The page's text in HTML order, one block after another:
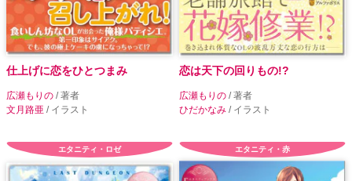
仕上げに恋をひとつまみ
広瀬もりの / 著者
文月路亜 / イラスト
恋は天下の回りもの!?
広瀬もりの / 著者
ひだかなみ / イラスト
エタニティ・ロゼ エタニティ・赤